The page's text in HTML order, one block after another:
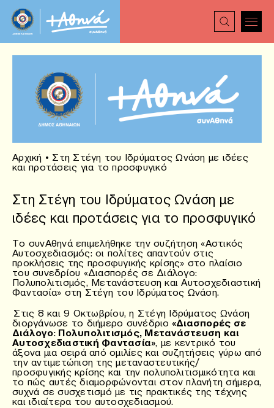
Αρχική • Στη Στέγη του Ιδρύματος Ωνάση με ιδέες
και προτάσεις για το προσφυγικό
Στη Στέγη του Ιδρύματος Ωνάση με
ιδέες και προτάσεις για το προσφυγικό
Το συνΑθηνά επιμελήθηκε την συζήτηση «Αστικός
Αυτοσχεδιασμός: οι πολίτες απαντούν στις
προκλήσεις της προσφυγικής κρίσης» στο πλαίσιο
του συνεδρίου «Διασπορές σε Διάλογο:
Πολυπολιτισμός, Μετανάστευση και Αυτοσχεδιαστική
Φαντασία» στη Στέγη του Ιδρύματος Ωνάση.
Στις 8 και 9 Οκτωβρίου, η Στέγη Ιδρύματος Ωνάση
διοργάνωσε το διήμερο συνέδριο «Διασπορές σε
Διάλογο: Πολυπολιτισμός, Μετανάστευση και
Αυτοσχεδιαστική Φαντασία», με κεντρικό του
άξονα μια σειρά από ομιλίες και συζητήσεις γύρω από
την αντιμετώπιση της μεταναστευτικής/
προσφυγικής κρίσης και την πολυπολιτισμικότητα και
το πώς αυτές διαμορφώνονται στον πλανήτη σήμερα,
συχνά σε συσχετισμό με τις πρακτικές της τέχνης
και ιδιαίτερα του αυτοσχεδιασμού.